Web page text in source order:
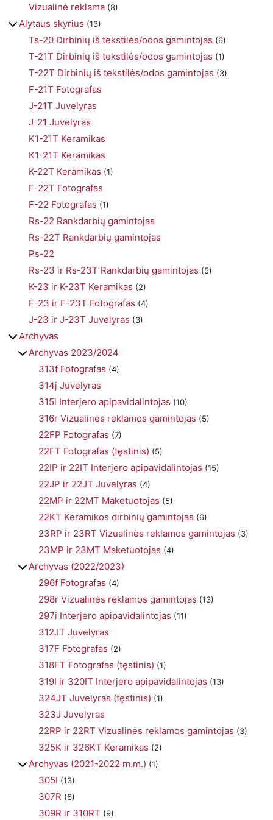
Vizualinė reklama (8)
Alytaus skyrius (13)
Ts-20 Dirbinių iš tekstilės/odos gamintojas (6)
T-21T Dirbinių iš tekstilės/odos gamintojas (1)
T-22T Dirbinių iš tekstilės/odos gamintojas (3)
F-21T Fotografas
J-21T Juvelyras
J-21 Juvelyras
K1-21T Keramikas
K1-21T Keramikas
K-22T Keramikas (1)
F-22T Fotografas
F-22 Fotografas (1)
Rs-22 Rankdarbių gamintojas
Rs-22T Rankdarbių gamintojas
Ps-22
Rs-23 ir Rs-23T Rankdarbių gamintojas (5)
K-23 ir K-23T Keramikas (2)
F-23 ir F-23T Fotografas (4)
J-23 ir J-23T Juvelyras (3)
Archyvas
Archyvas 2023/2024
313f Fotografas (4)
314j Juvelyras
315i Interjero apipavidalintojas (10)
316r Vizualinės reklamos gamintojas (5)
22FP Fotografas (7)
22FT Fotografas (tęstinis) (5)
22IP ir 22IT Interjero apipavidalintojas (15)
22JP ir 22JT Juvelyras (4)
22MP ir 22MT Maketuotojas (5)
22KT Keramikos dirbinių gamintojas (6)
23RP ir 23RT Vizualinės reklamos gamintojas (3)
23MP ir 23MT Maketuotojas (4)
Archyvas (2022/2023)
296f Fotografas (4)
298r Vizualinės reklamos gamintojas (13)
297i Interjero apipavidalintojas (11)
312JT Juvelyras
317F Fotografas (2)
318FT Fotografas (tęstinis) (1)
319I ir 320IT Interjero apipavidalintojas (13)
324JT Juvelyras (tęstinis) (1)
323J Juvelyras
22RP ir 22RT Vizualinės reklamos gamintojas (3)
325K ir 326KT Keramikas (2)
Archyvas (2021-2022 m.m.) (1)
305I (13)
307R (6)
309R ir 310RT (9)